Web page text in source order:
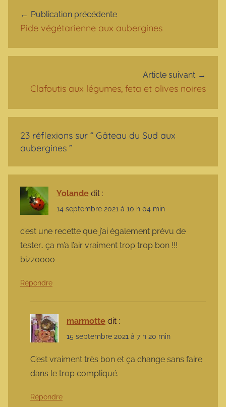
Publication précédente
Pide végétarienne aux aubergines
Article suivant
Clafoutis aux légumes, feta et olives noires
23 réflexions sur “ Gâteau du Sud aux
aubergines ”
Yolande dit :
14 septembre 2021 à 10 h 04 min
c’est une recette que j’ai également prévu de
tester.. ça m’a l’air vraiment trop trop bon !!!
bizzoooo
Répondre
marmotte dit :
15 septembre 2021 à 7 h 20 min
C’est vraiment très bon et ça change sans faire
dans le trop compliqué.
Répondre